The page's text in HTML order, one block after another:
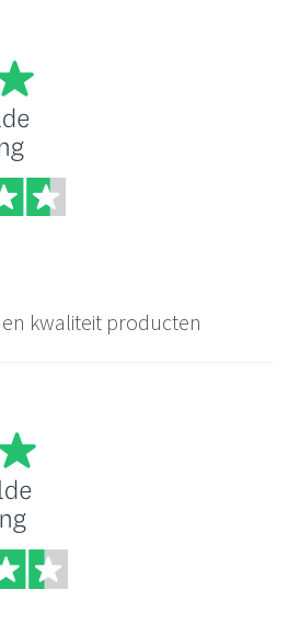
kwaliteit producten